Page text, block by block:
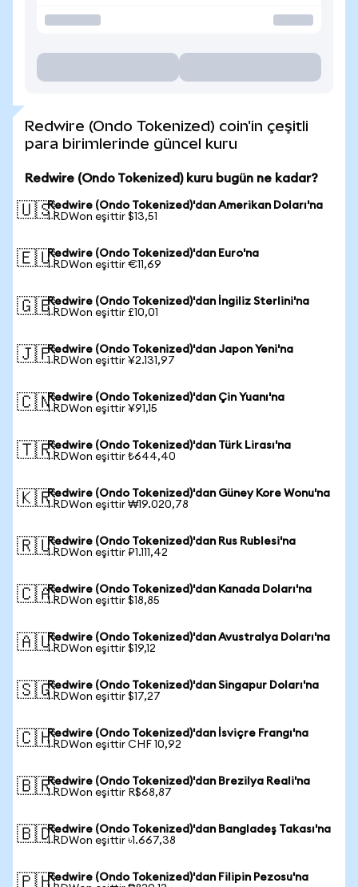
Redwire (Ondo Tokenized) coin'in çeşitli
para birimlerinde güncel kuru
Redwire (Ondo Tokenized) kuru bugün ne kadar?
🇺🇸Redwire (Ondo Tokenized)'dan Amerikan Doları'na
1 RDWon eşittir $13,51
🇪🇺Redwire (Ondo Tokenized)'dan Euro'na
1 RDWon eşittir €11,69
🇬🇧Redwire (Ondo Tokenized)'dan İngiliz Sterlini'na
1 RDWon eşittir £10,01
🇯🇵Redwire (Ondo Tokenized)'dan Japon Yeni'na
1 RDWon eşittir ¥2.131,97
🇨🇳Redwire (Ondo Tokenized)'dan Çin Yuanı'na
1 RDWon eşittir ¥91,15
🇹🇷Redwire (Ondo Tokenized)'dan Türk Lirası'na
1 RDWon eşittir ₺644,40
🇰🇷Redwire (Ondo Tokenized)'dan Güney Kore Wonu'na
1 RDWon eşittir ₩19.020,78
🇷🇺Redwire (Ondo Tokenized)'dan Rus Rublesi'na
1 RDWon eşittir ₽1.111,42
🇨🇦Redwire (Ondo Tokenized)'dan Kanada Doları'na
1 RDWon eşittir $18,85
🇦🇺Redwire (Ondo Tokenized)'dan Avustralya Doları'na
1 RDWon eşittir $19,12
🇸🇬Redwire (Ondo Tokenized)'dan Singapur Doları'na
1 RDWon eşittir $17,27
🇨🇭Redwire (Ondo Tokenized)'dan İsviçre Frangı'na
1 RDWon eşittir CHF 10,92
🇧🇷Redwire (Ondo Tokenized)'dan Brezilya Reali'na
1 RDWon eşittir R$68,87
🇧🇩Redwire (Ondo Tokenized)'dan Bangladeş Takası'na
1 RDWon eşittir ৳1.667,38
🇵🇭Redwire (Ondo Tokenized)'dan Filipin Pezosu'na